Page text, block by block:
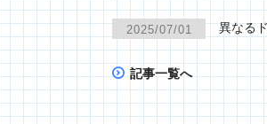
2025/07/01 異なる
記事一覧へ